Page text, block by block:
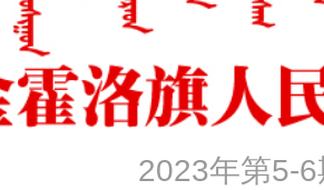
2023年第5-6